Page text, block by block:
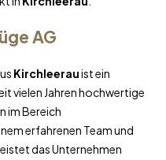
AG
Kirchleerauist ein
vielen Jahren hochwertige
im Bereich
erfahrenen Team und
das Unternehmen